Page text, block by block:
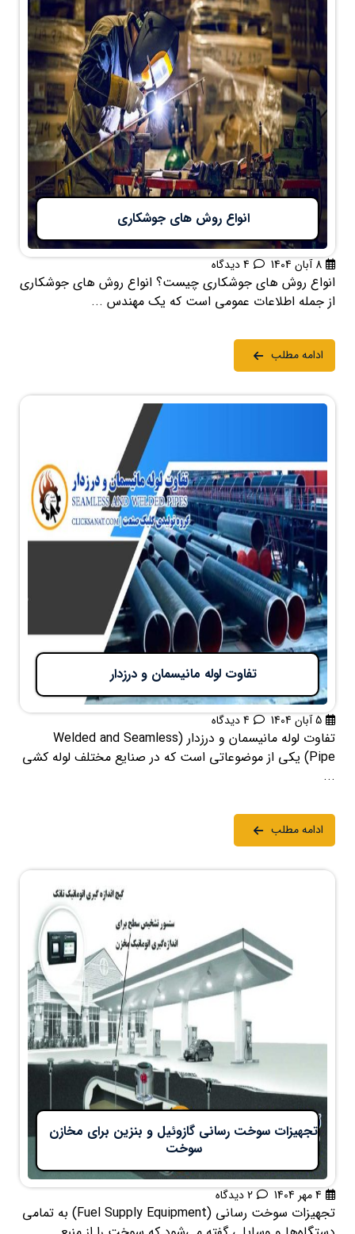
انواع روش های جوشکاری
8 آبان 1404 4 دیدگاه
انواع روش های جوشکاری چیست؟ انواع روش های جوشکاری
از جمله اطلاعات عمومی است که یک مهندس ...
ادامه مطلب
تفاوت لوله مانیسمان و درزدار
5 آبان 1404 4 دیدگاه
تفاوت لوله مانیسمان و درزدار (Welded and Seamless
Pipe) یکی از موضوعاتی است که در صنایع مختلف لوله کشی
...
ادامه مطلب
تجهیزات سوخت رسانی گازوئیل و بنزین برای مخازن
سوخت
4 مهر 1404 2 دیدگاه
تجهیزات سوخت رسانی (Fuel Supply Equipment) به تمامی